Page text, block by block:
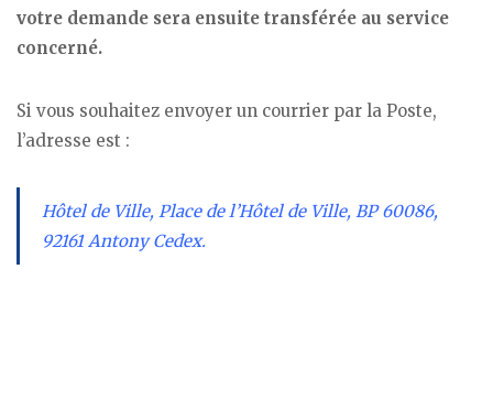
votre demande sera ensuite transférée au service
concerné.
Si vous souhaitez envoyer un courrier par la Poste,
l’adresse est :
Hôtel de Ville, Place de l’Hôtel de Ville, BP 60086,
92161 Antony Cedex.